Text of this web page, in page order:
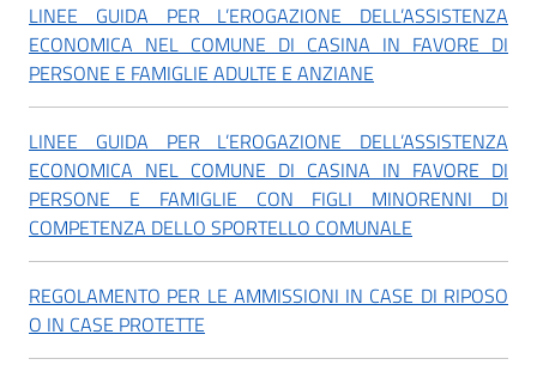
LINEE GUIDA PER L’EROGAZIONE DELL’ASSISTENZA
ECONOMICA NEL COMUNE DI CASINA IN FAVORE DI
PERSONE E FAMIGLIE ADULTE E ANZIANE
LINEE GUIDA PER L’EROGAZIONE DELL’ASSISTENZA
ECONOMICA NEL COMUNE DI CASINA IN FAVORE DI
PERSONE E FAMIGLIE CON FIGLI MINORENNI DI
COMPETENZA DELLO SPORTELLO COMUNALE
REGOLAMENTO PER LE AMMISSIONI IN CASE DI RIPOSO
O IN CASE PROTETTE